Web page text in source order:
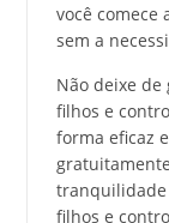
você comece
sem a
Não deixe
filhos e
forma eficaz
tranquilidade
filhos e